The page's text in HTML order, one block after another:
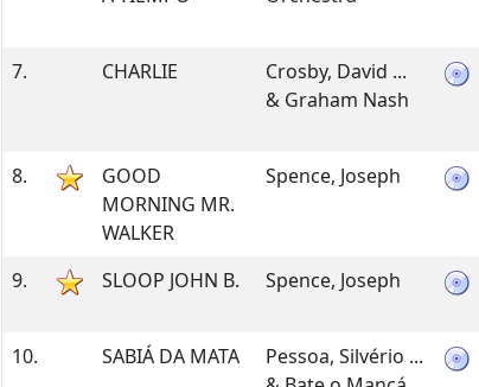
7. CHARLIE
Crosby, David ...
& Graham Nash
8.
GOOD
MORNING MR.
WALKER
Spence, Joseph
9. SLOOP JOHN B. Spence, Joseph
10. SABIÁ DA MATA
Pessoa, Silvério ...